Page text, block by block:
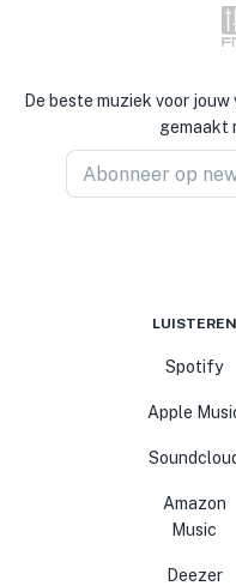
De beste muziek voor
gemaakt
Abonneer op
LUISTEREN
Spotify
Apple
Amazon
Music
Deezer